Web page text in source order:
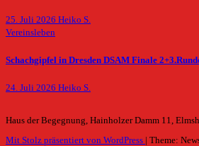
25. Juli 2026 Heiko S.
Vereinsleben
Schachgipfel in Dresden DSAM Finale
24. Juli 2026 Heiko S.
Haus der Begegnung, Hainholzer Damm 11,
Mit Stolz präsentiert von WordPress | Theme: